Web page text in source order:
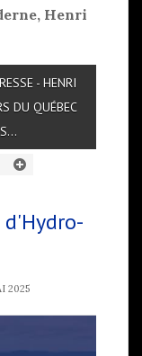
Henri
- HENRI
DU QUÉBEC
2025